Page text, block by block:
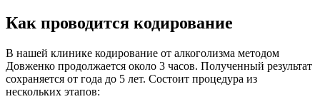
Как проводится кодирование
В нашей клинике кодирование от алкоголизма методом
Довженко продолжается около 3 часов. Полученный результат
сохраняется от года до 5 лет. Состоит процедура из
нескольких этапов: